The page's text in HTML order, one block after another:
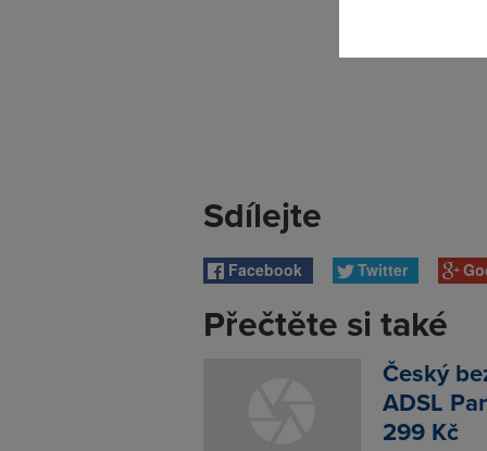
Sdílejte
Facebook Twitter
Přečtěte si také
Český
ADSL
299 Kč